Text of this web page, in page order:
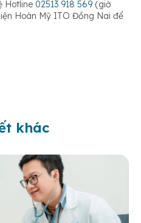
Hotline 02513 918 569 (giờ
Hoàn Mỹ ITO Đồng Nai để
khác